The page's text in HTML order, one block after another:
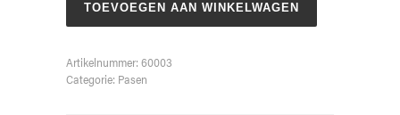
TOEVOEGEN AAN WINKELWAGEN
Artikelnummer: 60003
Categorie: Pasen